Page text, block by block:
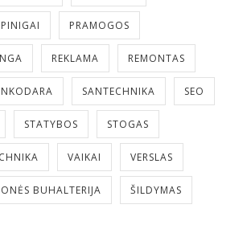
PINIGAI PRAMOGOS
REKLAMA REMONTAS
SANTECHNIKA SEO
STATYBOS STOGAS
VAIKAI VERSLAS
BUHALTERIJA ŠILDYMAS